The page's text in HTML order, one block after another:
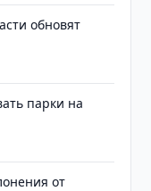
обновят
парки на
от